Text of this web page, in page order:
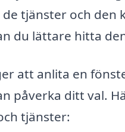
tjänster och den
du lättare hitta
att anlita en
påverka ditt val.
tjänster: